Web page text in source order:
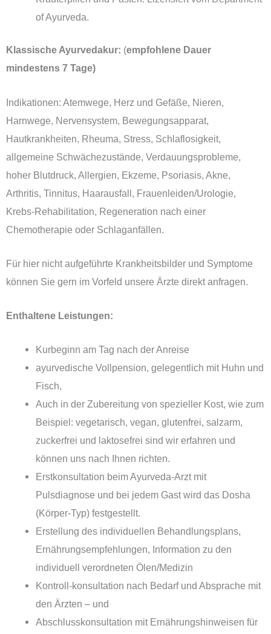
of Ayurveda.
Klassische Ayurvedakur: (empfohlene Dauer
mindestens 7 Tage)
Indikationen: Atemwege, Herz und Gefäße, Nieren,
Harnwege, Nervensystem, Bewegungsapparat,
Hautkrankheiten, Rheuma, Stress, Schlaflosigkeit,
allgemeine Schwächezustände, Verdauungsprobleme,
hoher Blutdruck, Allergien, Ekzeme, Psoriasis, Akne,
Arthritis, Tinnitus, Haarausfall, Frauenleiden/Urologie,
Krebs-Rehabilitation, Regeneration nach einer
Chemotherapie oder Schlaganfällen.
Für hier nicht aufgeführte Krankheitsbilder und Symptome
können Sie gern im Vorfeld unsere Ärzte direkt anfragen.
Enthaltene Leistungen:
Kurbeginn am Tag nach der Anreise
ayurvedische Vollpension, gelegentlich mit Huhn und
Fisch,
Auch in der Zubereitung von spezieller Kost, wie zum
Beispiel: vegetarisch, vegan, glutenfrei, salzarm,
zuckerfrei und laktosefrei sind wir erfahren und
können uns nach Ihnen richten.
Erstkonsultation beim Ayurveda-Arzt mit
Pulsdiagnose und bei jedem Gast wird das Dosha
(Körper-Typ) festgestellt.
Erstellung des individuellen Behandlungsplans,
Ernährungsempfehlungen, Information zu den
individuell verordneten Ölen/Medizin
Kontroll-konsultation nach Bedarf und Absprache mit
den Ärzten – und
Abschlusskonsultation mit Ernährungshinweisen für